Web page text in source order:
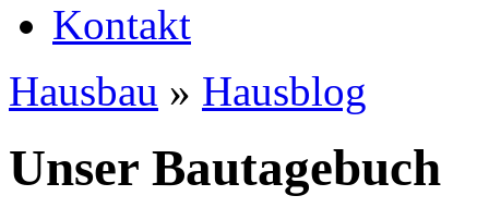
Kontakt
Hausbau » Hausblog
Unser Bautagebuch